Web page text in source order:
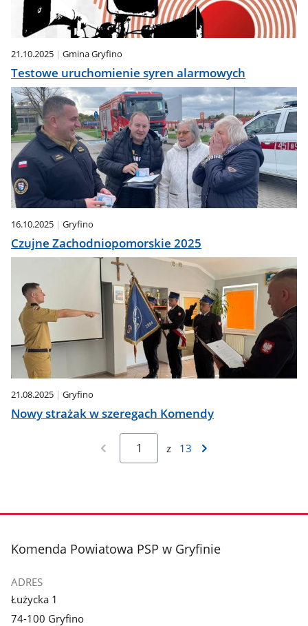
21.10.2025 Gmina Gryfino
Testowe uruchomienie syren alarmowych
16.10.2025 Gryfino
Czujne Zachodniopomorskie 2025
21.08.2025 Gryfino
Nowy strażak w szeregach Komendy
z 13
stopka
Komenda Powiatowa PSP w Gryfinie
ADRES
Łużycka 1
74-100 Gryfino